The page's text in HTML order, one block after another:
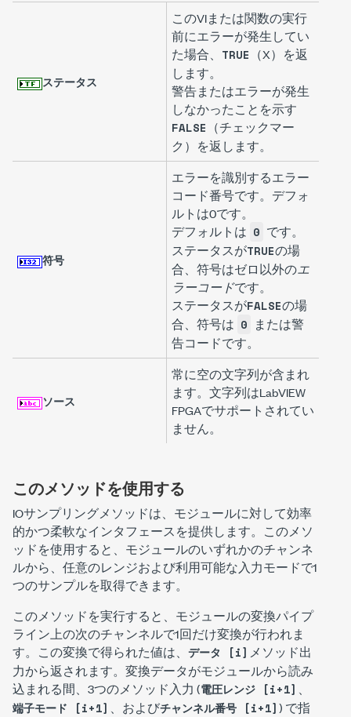
ステータス
このVIまたは関数の実行
前にエラーが発生してい
た場合、 TRUE （X）を返
します。
警告またはエラーが発生
しなかったことを示す
FALSE （チェックマー
ク）を返します。
符号
エラーを識別するエラー
コード番号です。デフォ
ルトは0です。
デフォルトは 0 です。
ステータスがTRUEの場
合、符号はゼロ以外のエ
ラーコードです。
ステータスがFALSEの場
合、符号は 0 または警
告コードです。
ソース
常に空の文字列が含まれ
ます。文字列はLabVIEW
FPGAでサポートされてい
ません。
このメソッドを使用する
IOサンプリングメソッドは、モジュールに対して効率
的かつ柔軟なインタフェースを提供します。このメソ
ッドを使用すると、モジュールのいずれかのチャンネ
ルから、任意のレンジおよび利用可能な入力モードで1
つのサンプルを取得できます。
このメソッドを実行すると、モジュールの変換パイプ
ライン上の次のチャンネルで1回だけ変換が行われま
す。この変換で得られた値は、 データ [i] メソッド出
力から返されます。変換データがモジュールから読み
込まれる間、3つのメソッド入力 (電圧レンジ [i+1]
端子モード [i+1]
、およびチャンネル番号 [i+1]) で指